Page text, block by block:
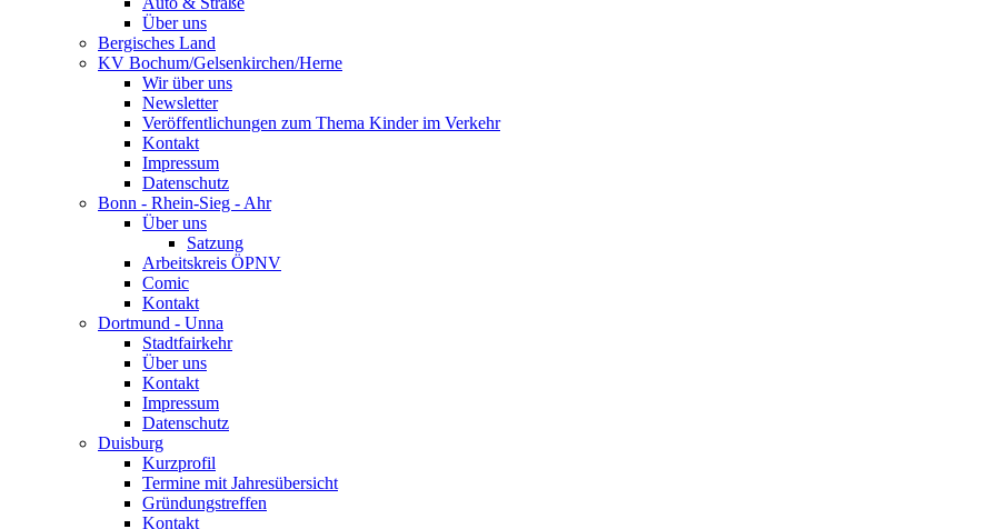
Über uns
Bergisches Land
KV Bochum/Gelsenkirchen/Herne
Wir über uns
Newsletter
Veröffentlichungen zum Thema Kinder im Verkehr
Kontakt
Impressum
Datenschutz
Bonn - Rhein-Sieg - Ahr
Über uns
Satzung
Arbeitskreis ÖPNV
Comic
Kontakt
Dortmund - Unna
Stadtfairkehr
Über uns
Kontakt
Impressum
Datenschutz
Duisburg
Kurzprofil
Termine mit Jahresübersicht
Gründungstreffen
Kontakt